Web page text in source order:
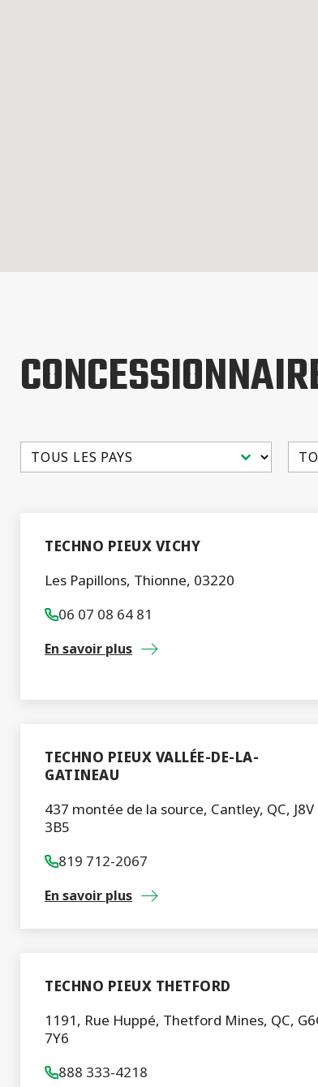
Sélectionnez le contenu
TECHNO PIEUX VICHY
Les Papillons, Thionne, 03220
06 07 08 64 81
En savoir plus
TECHNO PIEUX VALLÉE-DE-LA-
GATINEAU
437 montée de la source, Cantley, QC, J8V
3B5
819 712-2067
En savoir plus
TECHNO PIEUX THETFORD
1191, Rue Huppé, Thetford Mines, QC,
7Y6
888 333-4218